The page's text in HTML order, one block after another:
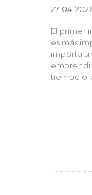
27-04-
El primer
es más
importa si
tiempo o